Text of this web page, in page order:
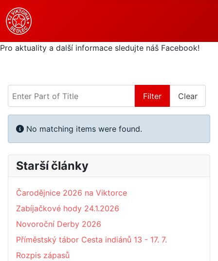
Pro aktuality a další informace sledujte náš Facebook!
Filter Clear
Info
No matching items were found.
Starší články
Čarodějnice 2026 na Viktorce
Zabíjačkové hody 24.1.2026
Novoroční Derby 2026
Příměstský tábor Cesta indiánů 13 - 17. 7.
Rozpis zápasů